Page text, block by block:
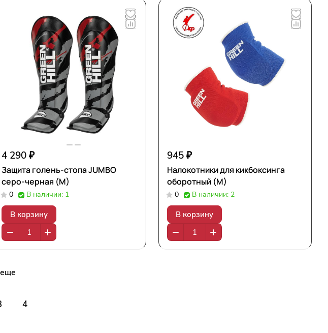
4 290 ₽
Защита голень-стопа JUMBO
серо-черная (М)
0 В наличии: 1
В корзину
945 ₽
Налокотники для кикбоксинга
оборотный (M)
0 В наличии: 2
В корзину
4